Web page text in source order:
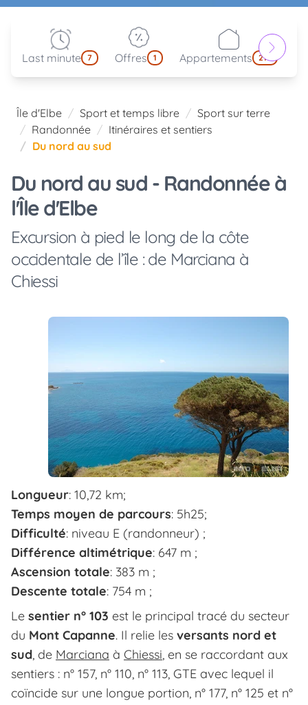
Last minute 7 Offres 1 Appartements 214
Île d'Elbe Sport et temps libre
Sport sur terre
Randonnée
Itinéraires et sentiers
Du nord au sud
Du nord au sud - Randonnée à
l'Île d'Elbe
Excursion à pied le long de la côte
occidentale de l’île : de Marciana à
Chiessi
Longueur: 10,72 km;
Temps moyen de parcours: 5h25;
Difficulté: niveau E (randonneur) ;
Différence altimétrique: 647 m ;
Ascension totale: 383 m ;
Descente totale: 754 m ;
Le sentier n° 103 est le principal tracé du secteur
du Mont Capanne. Il relie les versants nord et
sud, de Marciana à Chiessi, en se raccordant aux
sentiers : n° 157, n° 110, n° 113, GTE avec lequel il
coïncide sur une longue portion, n° 177, n° 125 et n°